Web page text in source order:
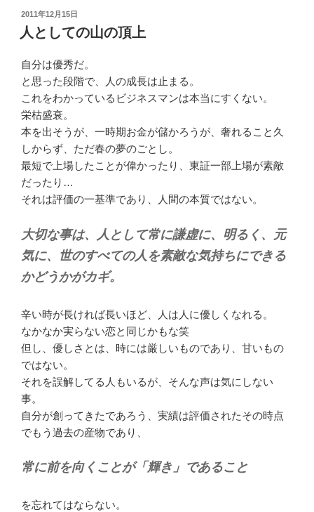
投
稿
日:
2011年12月15日
人としての山の頂上
自分は優秀だ。
と思った段階で、人の成長は止まる。
これをわかっているビジネスマンは本当にすくない。
栄枯盛衰。
本を出そうが、一時期お金が儲かろうが、奢れること久
しからず、ただ春の夢のごとし。
最短で上場したことが偉かったり、東証一部上場が素敵
だったり…
それは評価の一基準であり、人間の本質ではない。
大切な事は、人として常に謙虚に、明るく、元
気に、世のすべての人を素敵な気持ちにできる
かどうかがカギ。
辛い時が長ければ長いほど、人は人に優しくなれる。
なかなか実らない恋と同じかもな笑
但し、優しさとは、時には厳しいものであり、甘いもの
ではない。
それを誤解してる人もいるが、そんな声は気にしない
事。
自分が創ってきたであろう、実績は評価されたその時点
でもう過去の産物であり、
常に前を向くことが「輝き」であること
を忘れてはならない。